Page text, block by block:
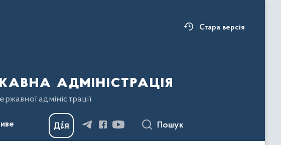
Стара версія
адміністрація
адміністрації
Пошук